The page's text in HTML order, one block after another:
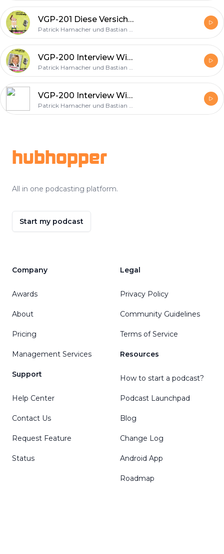
VGP-201 Diese Versicherungen sind Nobrainer
Patrick Hamacher und Bastian Kunkel
VGP-200 Interview Wiltrud Pekarek - Vorständin Hallesche - ALH Gruppe
Patrick Hamacher und Bastian Kunkel
VGP-200 Interview Wiltrud Pekarek - Vorständin Hallesche - ALH Gruppe
Patrick Hamacher und Bastian Kunkel
hubhopper
All in one podcasting platform.
Start my podcast
Company
Awards
About
Pricing
Management Services
Support
Help Center
Contact Us
Request Feature
Status
Legal
Privacy Policy
Community Guidelines
Terms of Service
Resources
How to start a podcast?
Podcast Launchpad
Blog
Change Log
Android App
Roadmap